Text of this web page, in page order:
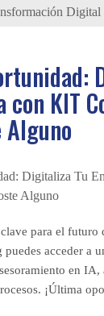
Digital
con KIT
Alguno
para el futuro
acceder a
en IA,
¡Última